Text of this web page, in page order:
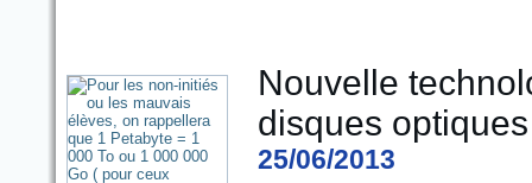
Nouvelle
disques
25/06/2013